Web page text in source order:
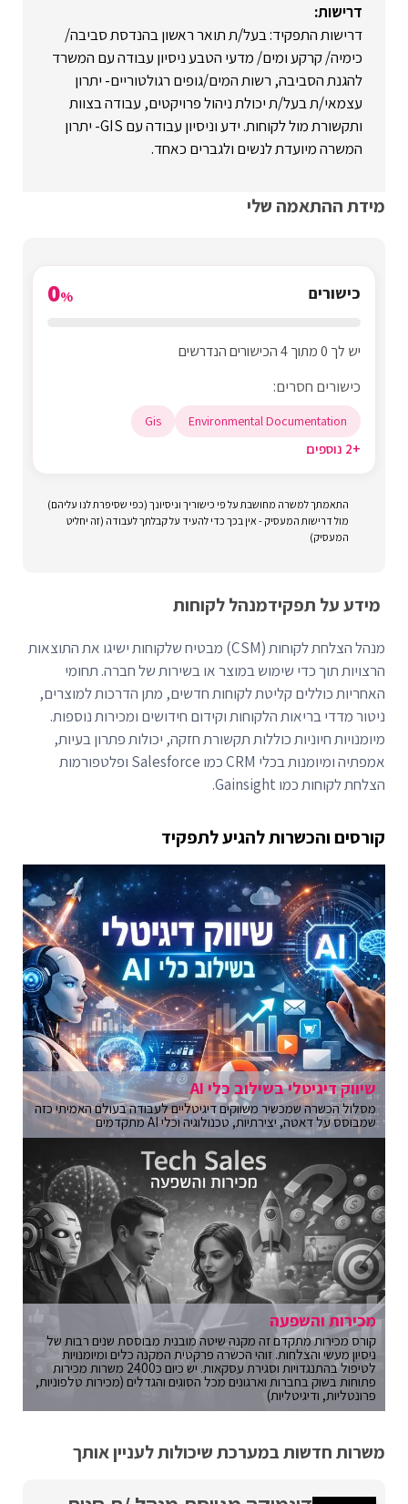
דרישות:
דרישות התפקיד: בעל/ת תואר ראשון בהנדסת סביבה/
כימיה/ קרקע ומים/ מדעי הטבע ניסיון עבודה עם המשרד
להגנת הסביבה, רשות המים/גופים רגולטוריים- יתרון
עצמאי/ת בעל/ת יכולת ניהול פרויקטים, עבודה בצוות
ותקשורת מול לקוחות. ידע וניסיון עבודה עם GIS- יתרון
המשרה מיועדת לנשים ולגברים כאחד.
מידת ההתאמה שלי
כישורים 0%
יש לך 0 מתוך 4 הכישורים הנדרשים
כישורים חסרים:
Environmental Documentation
Gis
+2 נוספים
התאמתך למשרה מחושבת על פי כישוריך וניסיונך (כפי שסיפרת לנו עליהם)
מול דרישות המעסיק - אין בכך כדי להעיד על קבלתך לעבודה (זה יחליט
המעסיק)
מידע על תפקידמנהל לקוחות
מנהל הצלחת לקוחות (CSM) מבטיח שלקוחות ישיגו את התוצאות
הרצויות תוך כדי שימוש במוצר או בשירות של חברה. תחומי
האחריות כוללים קליטת לקוחות חדשים, מתן הדרכות למוצרים,
ניטור מדדי בריאות הלקוחות וקידום חידושים ומכירות נוספות.
מיומנויות חיוניות כוללות תקשורת חזקה, יכולות פתרון בעיות,
אמפתיה ומיומנות בכלי CRM כמו Salesforce ופלטפורמות
הצלחת לקוחות כמו Gainsight.
קורסים והכשרות להגיע לתפקיד
שיווק דיגיטלי בשילוב כלי AI
מסלול הכשרה שמכשיר משווקים דיגיטליים לעבודה בעולם האמיתי כזה
שמבוסס על דאטה, יצירתיות, טכנולוגיה וכלי AI מתקדמים
מכירות והשפעה
קורס מכירות מתקדם זה מקנה שיטה מובנית מבוססת שנים רבות של
ניסיון מעשי והצלחות. זוהי הכשרה פרקטית המקנה כלים ומיומנויות
לטיפול בהתנגדויות וסגירת עסקאות. יש כיום כ2400 משרות מכירות
פתוחות בשוק בחברות וארגונים מכל הסוגים והגדלים (מכירות טלפוניות,
פרונטליות, ודיגיטליות)
משרות חדשות במערכת שיכולות לעניין אותך